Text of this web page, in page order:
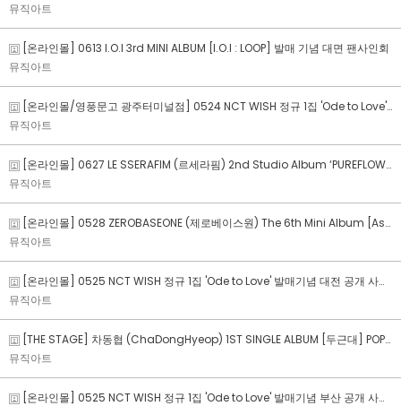
뮤직아트
[온라인몰] 0613 I.O.I 3rd MINI ALBUM [I.O.I : LOOP] 발매 기념 대면 팬사인회
뮤직아트
[온라인몰/영풍문고 광주터미널점] 0524 NCT WISH 정규 1집 'Ode to Love' 발매기념 광주 공개 사인회 이벤트
뮤직아트
[온라인몰] 0627 LE SSERAFIM (르세라핌) 2nd Studio Album ‘PUREFLOW’ pt.1 발매 기념 MEET&CALL FAN SIGN EVENT (+update)
뮤직아트
[온라인몰] 0528 ZEROBASEONE (제로베이스원) The 6th Mini Album [Ascend-] 발매 기념 대면 팬사인회
뮤직아트
[온라인몰] 0525 NCT WISH 정규 1집 'Ode to Love' 발매기념 대전 공개 사인회 이벤트
뮤직아트
[THE STAGE] 차동협 (ChaDongHyeop) 1ST SINGLE ALBUM [두근대] POP-UP STORE
뮤직아트
[온라인몰] 0525 NCT WISH 정규 1집 'Ode to Love' 발매기념 부산 공개 사인회 이벤트